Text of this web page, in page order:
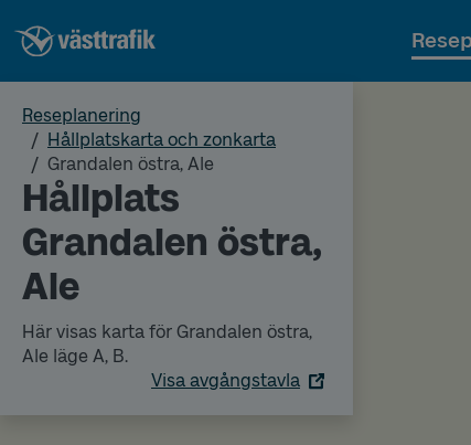
Reseplanering
Hållplatskarta och zonkarta
Grandalen östra, Ale
Hållplats
Grandalen östra,
Ale
Här visas karta för Grandalen östra,
Ale läge A, B.
Visa avgångstavla